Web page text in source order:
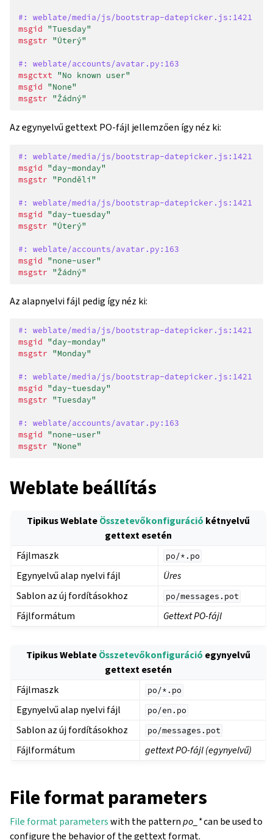
#: weblate/media/js/bootstrap-datepicker.js:1421
msgid "Tuesday"
msgstr "Úterý"
#: weblate/accounts/avatar.py:163
msgctxt "No known user"
msgid "None"
msgstr "Žádný"
Az egynyelvű gettext PO-fájl jellemzően így néz ki:
#: weblate/media/js/bootstrap-datepicker.js:1421
msgid "day-monday"
msgstr "Pondělí"
#: weblate/media/js/bootstrap-datepicker.js:1421
msgid "day-tuesday"
msgstr "Úterý"
#: weblate/accounts/avatar.py:163
msgid "none-user"
msgstr "Žádný"
Az alapnyelvi fájl pedig így néz ki:
#: weblate/media/js/bootstrap-datepicker.js:1421
msgid "day-monday"
msgstr "Monday"
#: weblate/media/js/bootstrap-datepicker.js:1421
msgid "day-tuesday"
msgstr "Tuesday"
#: weblate/accounts/avatar.py:163
msgid "none-user"
msgstr "None"
Weblate beállítás
Tipikus WeblateÖsszetevőkonfiguráció kétnyelvű
gettext esetén
Fájlmaszk
po/*.po
Egynyelvű alap nyelvi fájl
Üres
Sablon az új fordításokhoz
po/messages.pot
Fájlformátum Gettext PO-fájl
Tipikus WeblateÖsszetevőkonfiguráció egynyelvű
gettext esetén
Fájlmaszk
po/*.po
Egynyelvű alap nyelvi fájl po/en.po
Sablon az új fordításokhoz po/messages.pot
Fájlformátum gettext PO-fájl (egynyelvű)
File format parameters
File format parameterswith the patternpo_*can be used to
configure the behavior of the gettext format.